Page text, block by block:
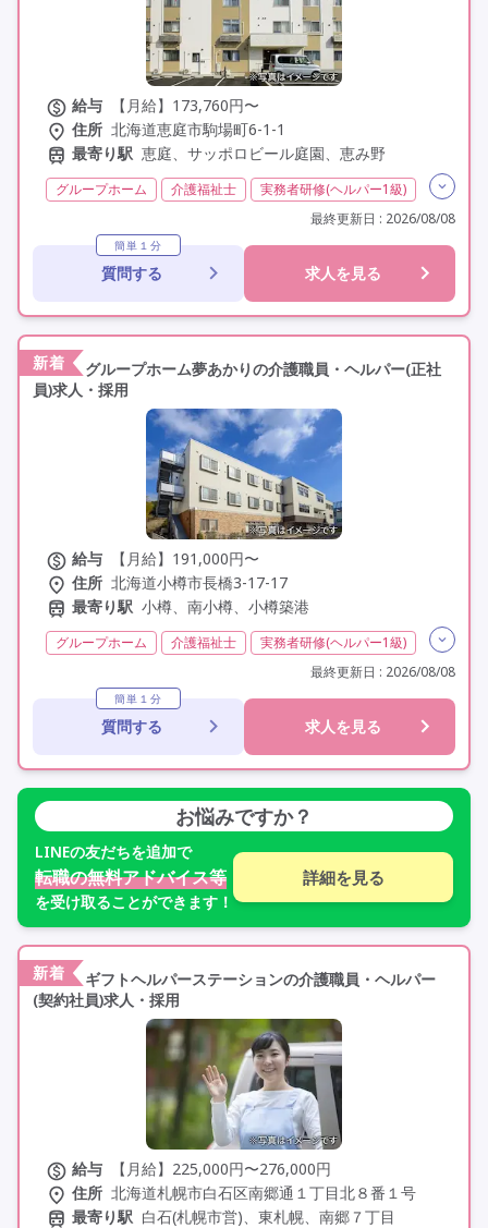
給与
【月給】173,760円〜
住所 北海道恵庭市駒場町6-1-1
最寄り駅 恵庭、サッポロビール庭園、恵み野
グループホーム 介護福祉士
実務者研修(ヘルパー1級)
夜勤専従
残業月20時間以内
残業ほぼなし
常勤
社会保険完備
交通費支給
定年60歳以上
最終更新日 : 2026/08/08
簡単１分
質問する 求人を見る
新着
グループホーム夢あかりの介護職員・ヘルパー(正社
員)求人・採用
給与
【月給】191,000円〜
住所 北海道小樽市長橋3-17-17
最寄り駅 小樽、南小樽、小樽築港
グループホーム 介護福祉士
実務者研修(ヘルパー1級)
夜勤専従
残業月20時間以内
残業ほぼなし
常勤
社会保険完備
交通費支給
未経験歓迎
車通勤可
資格取得支援
研修制度あり
最終更新日 : 2026/08/08
簡単１分
質問する 求人を見る
お悩みですか？
LINEの友だちを追加で
転職の無料アドバイス等
を受け取ることができます！
詳細を見る
新着
ギフトヘルパーステーションの介護職員・ヘルパー
(契約社員)求人・採用
給与
【月給】225,000円〜276,000円
住所 北海道札幌市白石区南郷通１丁目北８番１号
最寄り駅 白石(札幌市営)、東札幌、南郷７丁目